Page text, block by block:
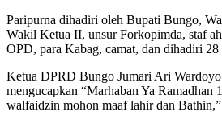
Paripurna dihadiri oleh Bupati Bungo,
Wakil Ketua II, unsur Forkopimda, staf
OPD, para Kabag, camat, dan dihadiri
Ketua DPRD Bungo Jumari Ari Wardoyo
mengucapkan “Marhaban Ya
walfaidzin mohon maaf lahir dan